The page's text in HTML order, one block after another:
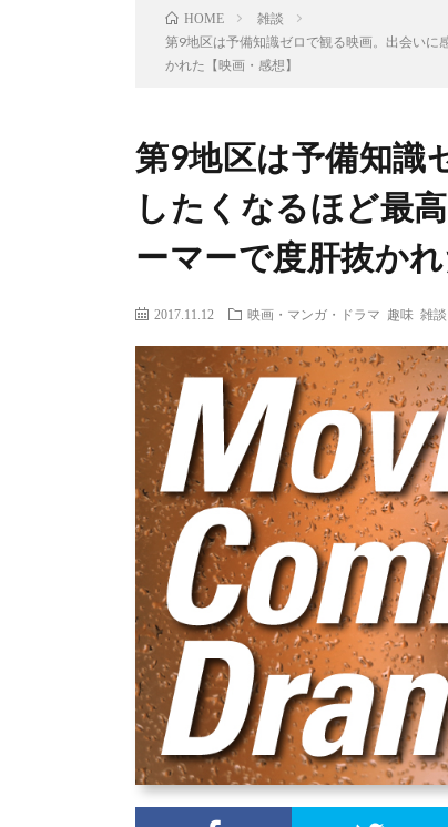
HOME
雑談
第9地区は予備知識ゼロで観る映画。出会いに
かれた【映画・感想】
第9地区は予備知識
したくなるほど最
ーマーで度肝抜かれ
2017.11.12 映画・マンガ・ドラマ 趣味 雑談